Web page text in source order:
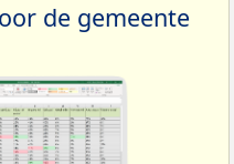
de gemeente